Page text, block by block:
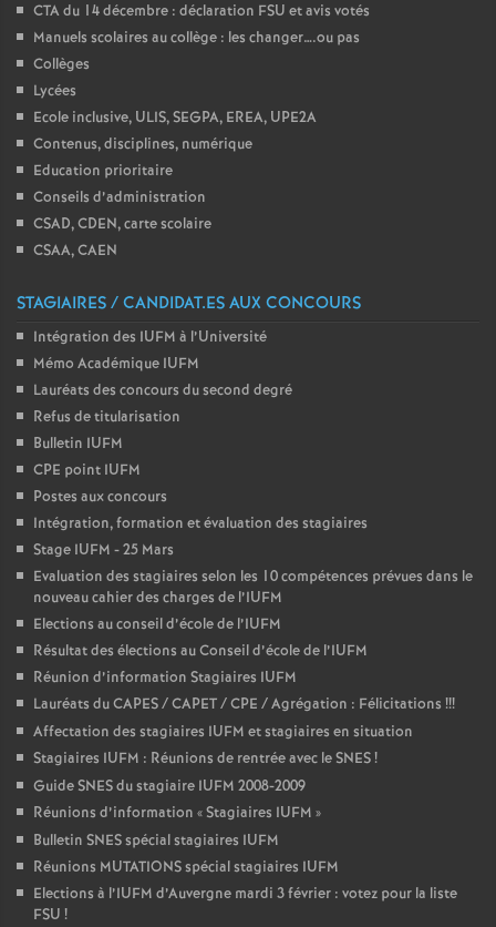
CTA du 14 décembre : déclaration FSU et avis votés
Manuels scolaires au collège : les changer….ou pas
Collèges
Lycées
Ecole inclusive, ULIS, SEGPA, EREA, UPE2A
Contenus, disciplines, numérique
Education prioritaire
Conseils d’administration
CSAD, CDEN, carte scolaire
CSAA, CAEN
STAGIAIRES / CANDIDAT.ES AUX CONCOURS
Intégration des IUFM à l’Université
Mémo Académique IUFM
Lauréats des concours du second degré
Refus de titularisation
Bulletin IUFM
CPE point IUFM
Postes aux concours
Intégration, formation et évaluation des stagiaires
Stage IUFM - 25 Mars
Evaluation des stagiaires selon les 10 compétences prévues dans le
nouveau cahier des charges de l’IUFM
Elections au conseil d’école de l’IUFM
Résultat des élections au Conseil d’école de l’IUFM
Réunion d’information Stagiaires IUFM
Lauréats du CAPES / CAPET / CPE / Agrégation : Félicitations !!!
Affectation des stagiaires IUFM et stagiaires en situation
Stagiaires IUFM : Réunions de rentrée avec le SNES!
Guide SNES du stagiaire IUFM 2008-2009
Réunions d’information «Stagiaires IUFM »
Bulletin SNES spécial stagiaires IUFM
Réunions MUTATIONS spécial stagiaires IUFM
Elections à l’IUFM d’Auvergne mardi 3 février : votez pour la liste
FSU !